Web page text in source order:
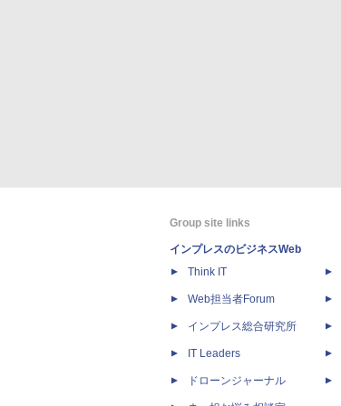
Group site links
インプレスのビジネスWeb
Think IT
Web担当者Forum
インプレス総合研究所
IT Leaders
ドローンジャーナル